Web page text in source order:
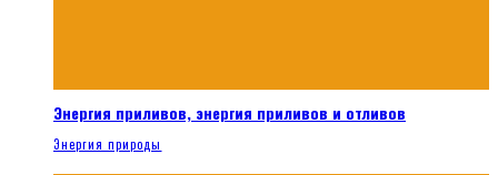
Энергия приливов, энергия приливов и отливов
Энергия природы